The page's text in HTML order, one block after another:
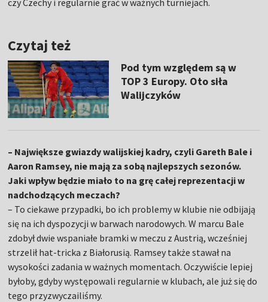
czy Czechy i regularnie grać w ważnych turniejach.
Czytaj też
Pod tym względem są w
TOP 3 Europy. Oto siła
Walijczyków
– Największe gwiazdy walijskiej kadry, czyli Gareth Bale i
Aaron Ramsey, nie mają za sobą najlepszych sezonów.
Jaki wpływ będzie miało to na grę całej reprezentacji w
nadchodzących meczach?
– To ciekawe przypadki, bo ich problemy w klubie nie odbijają
się na ich dyspozycji w barwach narodowych. W marcu Bale
zdobył dwie wspaniałe bramki w meczu z Austrią, wcześniej
strzelił hat-tricka z Białorusią. Ramsey także stawał na
wysokości zadania w ważnych momentach. Oczywiście lepiej
byłoby, gdyby występowali regularnie w klubach, ale już się do
tego przyzwyczailiśmy.